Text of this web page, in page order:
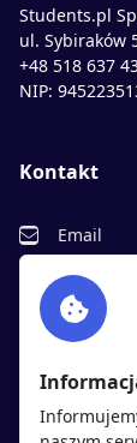
Students.pl
ul. Sybiraków
+48 518 637
NIP:
Kontakt
Email
Facebook
Twitter